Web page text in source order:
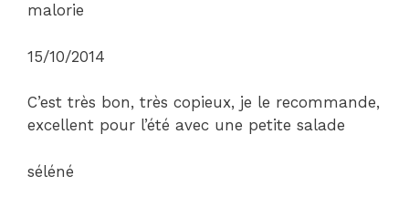
malorie
15/10/2014
C’est très bon, très copieux, je le recommande,
excellent pour l’été avec une petite salade
séléné